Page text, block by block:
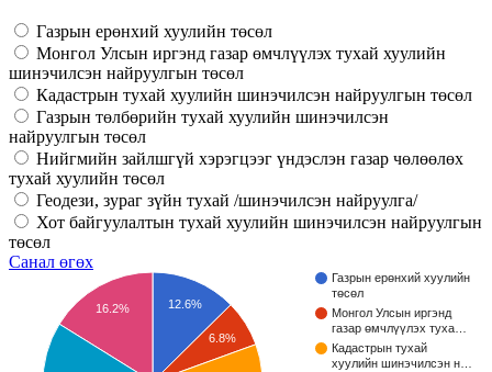
Газрын ерөнхий хуулийн төсөл
Монгол Улсын иргэнд газар өмчлүүлэх тухай хуулийн
шинэчилсэн найруулгын төсөл
Кадастрын тухай хуулийн шинэчилсэн найруулгын төсөл
Газрын төлбөрийн тухай хуулийн шинэчилсэн
найруулгын төсөл
Нийгмийн зайлшгүй хэрэгцээг үндэслэн газар чөлөөлөх
тухай хуулийн төсөл
Геодези, зураг зүйн тухай /шинэчилсэн найруулга/
Хот байгуулалтын тухай хуулийн шинэчилсэн найруулгын
төсөл
Санал өгөх
Газрын ерөнхий хуулийн
төсөл
Монгол Улсын иргэнд
газар өмчлүүлэх туха…
Кадастрын тухай
хуулийн шинэчилсэн н…
12.6%
6.8%
16.2%